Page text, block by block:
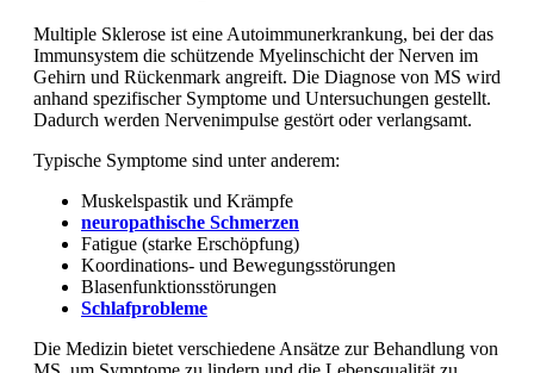
Multiple Sklerose ist eine Autoimmunerkrankung, bei der das
Immunsystem die schützende Myelinschicht der Nerven im
Gehirn und Rückenmark angreift. Die Diagnose von MS wird
anhand spezifischer Symptome und Untersuchungen gestellt.
Dadurch werden Nervenimpulse gestört oder verlangsamt.
Typische Symptome sind unter anderem:
Muskelspastik und Krämpfe
neuropathische Schmerzen
Fatigue (starke Erschöpfung)
Koordinations- und Bewegungsstörungen
Blasenfunktionsstörungen
Schlafprobleme
Die Medizin bietet verschiedene Ansätze zur Behandlung von